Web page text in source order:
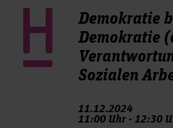
Demokratie
Demokratie
Sozialen
11.12.2024
11:00 Uhr - 12:30